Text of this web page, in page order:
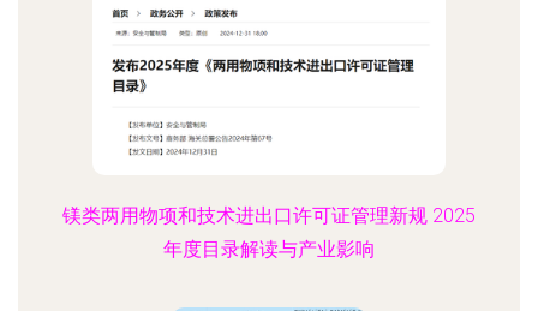
镁类两用物项和技术进出口许可证管理新规 2025
年度目录解读与产业影响